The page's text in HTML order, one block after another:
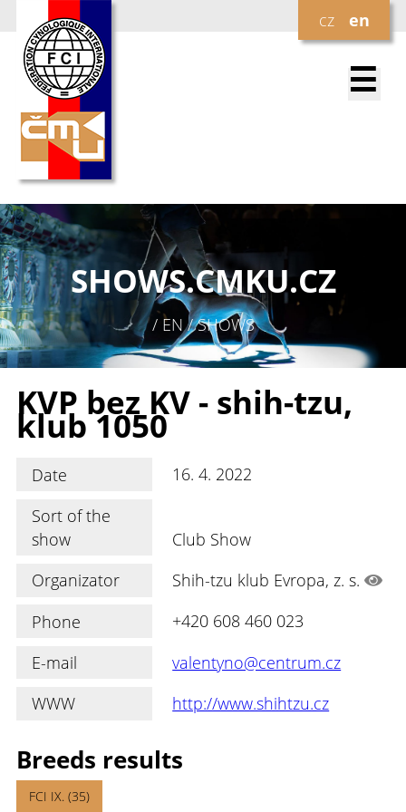
cz en
☰
SHOWS.CMKU.CZ
/ EN / SHOWS
KVP bez KV - shih-tzu,
klub 1050
Date
16. 4. 2022
Sort of the
show
Club Show
Organizator
Shih-tzu klub Evropa, z. s.
Phone
+420 608 460 023
E-mail
valentyno@centrum.cz
WWW
http://www.shihtzu.cz
Breeds results
FCI IX. (35)